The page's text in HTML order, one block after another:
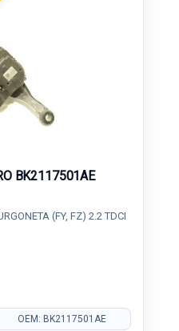
BK2117501AE
(FY, FZ) 2.2 TDCI
OEM: BK2117501AE